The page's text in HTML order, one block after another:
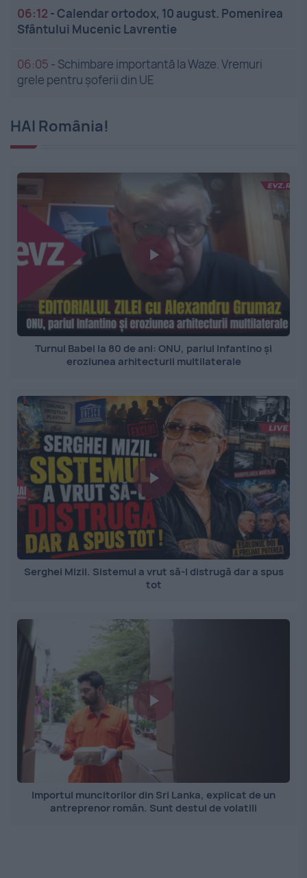
06:12 -Calendar ortodox, 10 august. Pomenirea
Sfântului Mucenic Lavrentie
06:05 - Schimbare importantă la Waze. Vremuri
grele pentru șoferii din UE
HAI România!
Turnul Babel la 80 de ani: ONU, pariul Infantino și
eroziunea arhitecturii multilaterale
Serghei Mizil. Sistemul a vrut să-l distrugă dar a spus
tot
Importul muncitorilor din Sri Lanka, explicat de un
antreprenor român. Sunt destul de volatili